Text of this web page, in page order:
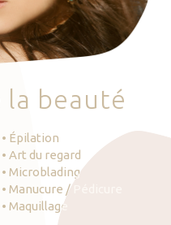
la beauté
• Épilation
• Art du regard
• Microblading
• Manucure / Pédicure
• Maquillage